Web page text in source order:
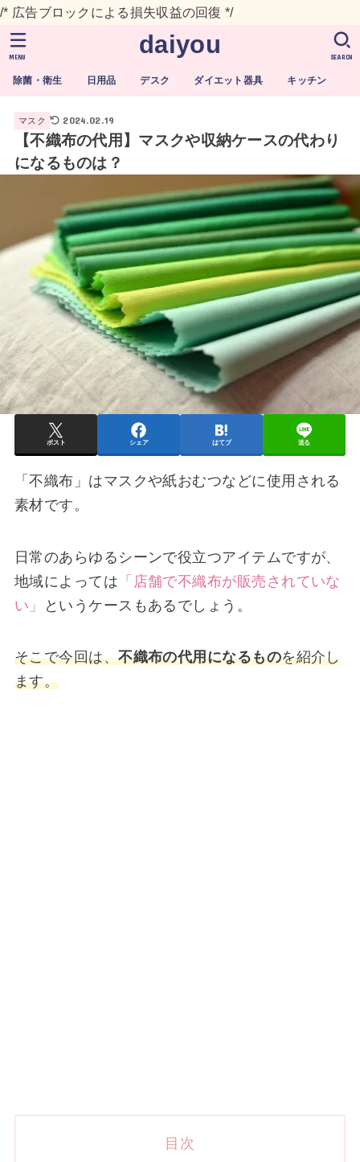
/* 広告ブロックによる損失収益の回復 */
daiyou
除菌・衛生 日用品 デスク ダイエット器具 キッチン
SEARCH
MENU
マスク 2024.02.19
【不織布の代用】マスクや収納ケースの代わり
になるものは？
ポスト シェア はてブ 送る
「不織布」はマスクや紙おむつなどに使用される
素材です。
日常のあらゆるシーンで役立つアイテムですが、
地域によっては 「店舗で不織布が販売されていな
い」
というケースもあるでしょう。
そこで今回は、不織布の代用になるものを紹介し
ます。
目次